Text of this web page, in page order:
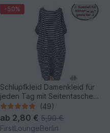
-50%
Schlupfkleid Damenkleid für
jeden Tag mit Seitentaschen
- Sommerkleid Jerseykleid
Tunika Nähen mit nur kleinem
Schnitt
(49)
ab 2,80 € 5,90 €
FirstLoungeBerlin